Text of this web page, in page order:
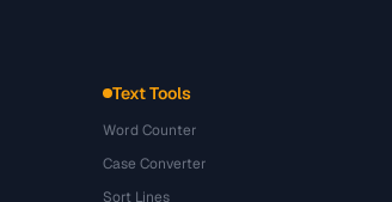
Text Tools
Word Counter
Case Converter
Sort Lines